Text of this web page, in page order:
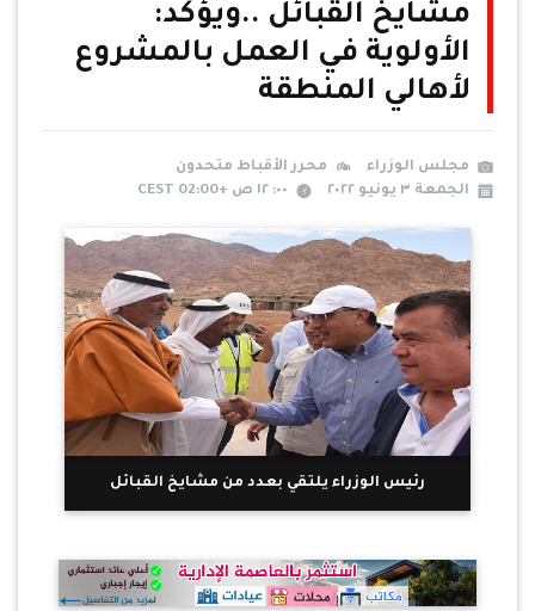
مشايخ القبائل ..ويؤكد:
الأولوية في العمل بالمشروع
لأهالي المنطقة
مجلس الوزراء
محرر الأقباط متحدون
الجمعة ٣ يونيو ٢٠٢٢
٠٠: ١٢ ص +02:00 CEST
رئيس الوزراء يلتقي بعدد من مشايخ القبائل